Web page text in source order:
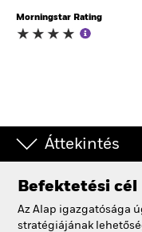
Morningstar Rating
Áttekintés
Befektetési cél
Az Alap igazgatósága
stratégiájának